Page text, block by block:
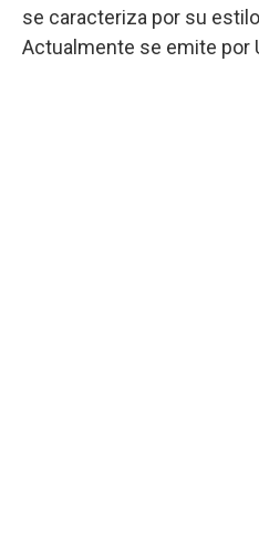
se caracteriza por su
Actualmente se emite por